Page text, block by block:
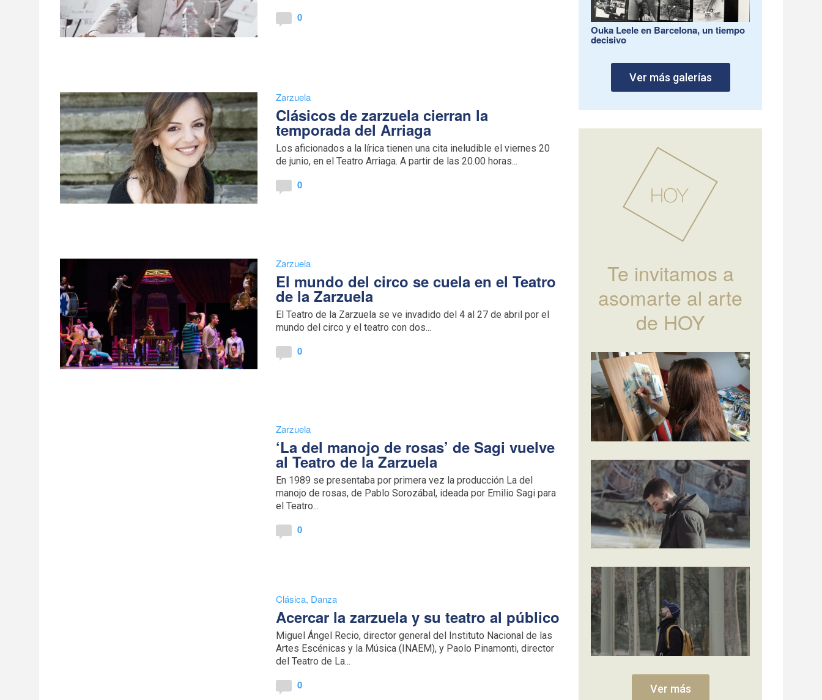
0
Zarzuela
Clásicos de zarzuela cierran la
temporada del Arriaga
Los aficionados a la lírica tienen una cita ineludible el viernes 20
de junio, en el Teatro Arriaga. A partir de las 20.00 horas...
0
Zarzuela
El mundo del circo se cuela en el Teatro
de la Zarzuela
El Teatro de la Zarzuela se ve invadido del 4 al 27 de abril por el
mundo del circo y el teatro con dos...
0
Zarzuela
‘La del manojo de rosas’ de Sagi vuelve
al Teatro de la Zarzuela
En 1989 se presentaba por primera vez la producción La del
manojo de rosas, de Pablo Sorozábal, ideada por Emilio Sagi para
el Teatro...
0
Clásica, Danza
Acercar la zarzuela y su teatro al público
Miguel Ángel Recio, director general del Instituto Nacional de las
Artes Escénicas y la Música (INAEM), y Paolo Pinamonti, director
del Teatro de La...
0
Ouka Leele en Barcelona, un tiempo
decisivo
Ver más galerías
Te invitamos a
asomarte al arte
de HOY
Ver más